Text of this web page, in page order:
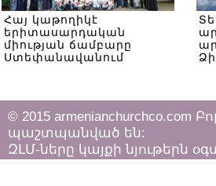
Հայ կաթողիկէ
երիտասարդական
միության ճամբարը
Ստեփանավանում
© 2015 armenianchurchco.com
պաշտպանված են:
ԶԼՄ-ները կայքի նյութերն